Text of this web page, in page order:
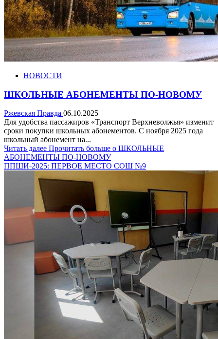
НОВОСТИ
ШКОЛЬНЫЕ АБОНЕМЕНТЫ ПО-НОВОМУ
Ржевская Правда 06.10.2025
Для удобства пассажиров «Транспорт Верхневолжья» изменит
сроки покупки школьных абонементов. С ноября 2025 года
школьный абонемент на...
Читать далее Прочитать больше о ШКОЛЬНЫЕ
АБОНЕМЕНТЫ ПО-НОВОМУ
ППШИ-2025: ПЕРВОЕ МЕСТО СОШ №9